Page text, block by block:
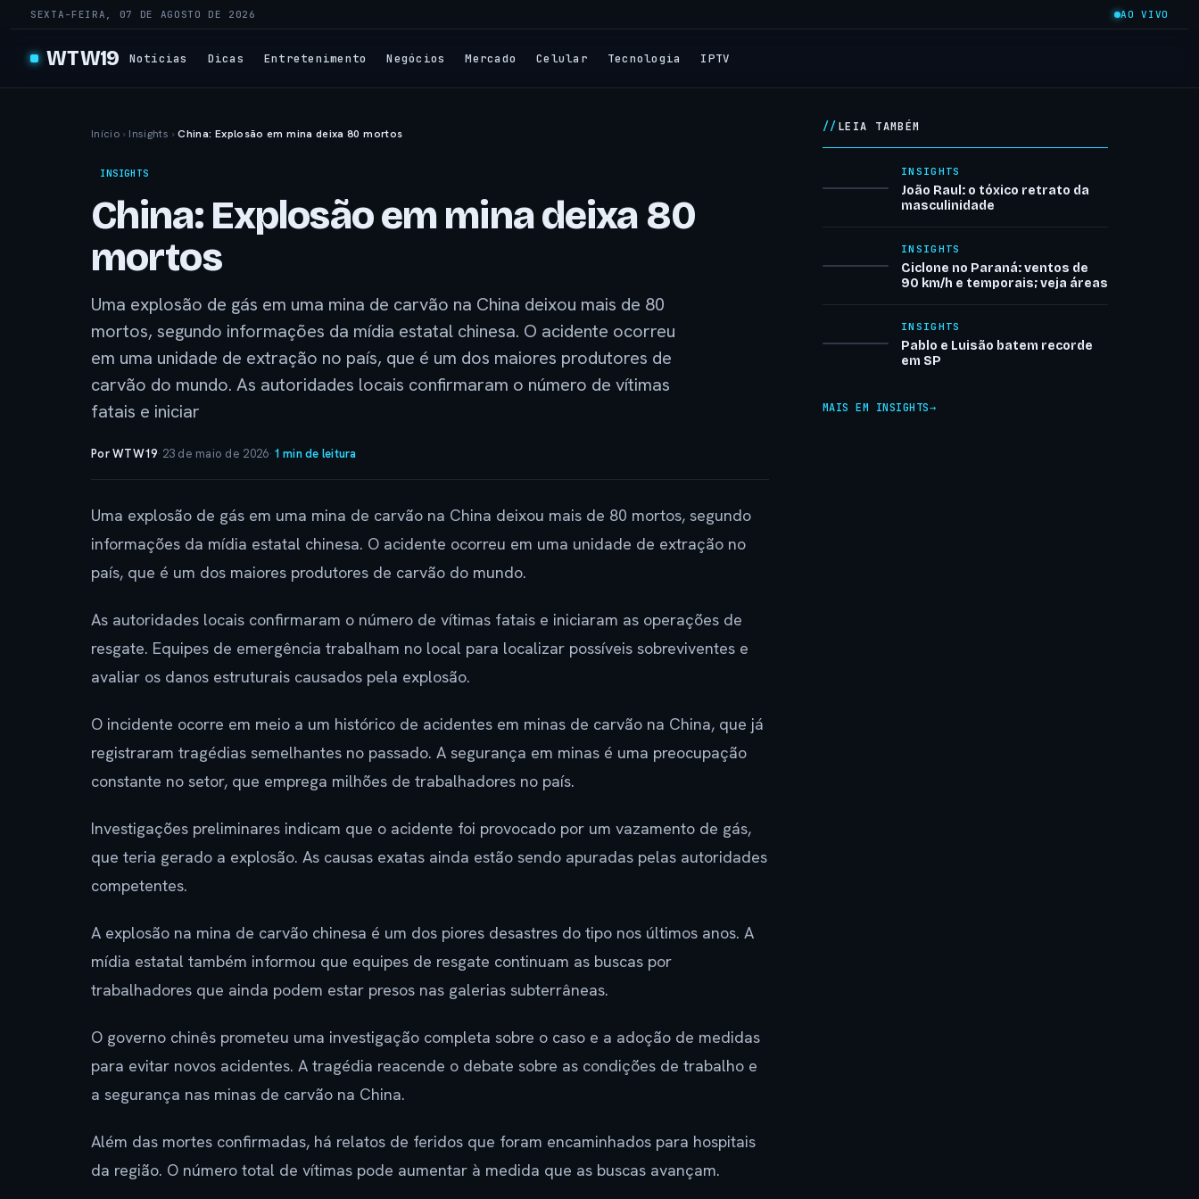
SEXTA-FEIRA, 07 DE AGOSTO DE 2026 AO VIVO
WTW19 Notícias Dicas Entretenimento Negócios Mercado Celular Tecnologia IPTV
Início › Insights › China: Explosão em mina deixa 80 mortos
INSIGHTS
China: Explosão em mina deixa 80
mortos
Uma explosão de gás em uma mina de carvão na China deixou mais de 80
mortos, segundo informações da mídia estatal chinesa. O acidente ocorreu
em uma unidade de extração no país, que é um dos maiores produtores de
carvão do mundo. As autoridades locais confirmaram o número de vítimas
fatais e iniciar
Por WTW19· 23 de maio de 2026· 1 min de leitura
Uma explosão de gás em uma mina de carvão na China deixou mais de 80 mortos, segundo
informações da mídia estatal chinesa. O acidente ocorreu em uma unidade de extração no
país, que é um dos maiores produtores de carvão do mundo.
As autoridades locais confirmaram o número de vítimas fatais e iniciaram as operações de
resgate. Equipes de emergência trabalham no local para localizar possíveis sobreviventes e
avaliar os danos estruturais causados pela explosão.
O incidente ocorre em meio a um histórico de acidentes em minas de carvão na China, que já
registraram tragédias semelhantes no passado. A segurança em minas é uma preocupação
constante no setor, que emprega milhões de trabalhadores no país.
Investigações preliminares indicam que o acidente foi provocado por um vazamento de gás,
que teria gerado a explosão. As causas exatas ainda estão sendo apuradas pelas autoridades
competentes.
A explosão na mina de carvão chinesa é um dos piores desastres do tipo nos últimos anos. A
mídia estatal também informou que equipes de resgate continuam as buscas por
trabalhadores que ainda podem estar presos nas galerias subterrâneas.
O governo chinês prometeu uma investigação completa sobre o caso e a adoção de medidas
para evitar novos acidentes. A tragédia reacende o debate sobre as condições de trabalho e
a segurança nas minas de carvão na China.
Além das mortes confirmadas, há relatos de feridos que foram encaminhados para hospitais
da região. O número total de vítimas pode aumentar à medida que as buscas avançam.
LEIA TAMBÉM
INSIGHTS
João Raul: o tóxico retrato da
masculinidade
INSIGHTS
Ciclone no Paraná: ventos de
90 km/h e temporais; veja áreas
INSIGHTS
Pablo e Luisão batem recorde
em SP
MAIS EM INSIGHTS